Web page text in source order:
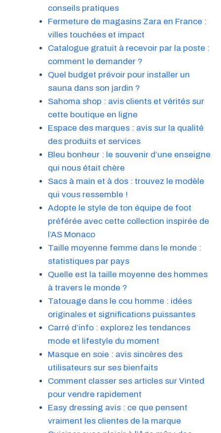
conseils pratiques
Fermeture de magasins Zara en France :
villes touchées et impact
Catalogue gratuit à recevoir par la poste :
comment le demander ?
Quel budget prévoir pour installer un
sauna dans son jardin ?
Sahoma shop : avis clients et vérités sur
cette boutique en ligne
Espace des marques : avis sur la qualité
des produits et services
Bleu bonheur : le souvenir d’une enseigne
qui nous était chère
Sacs à main et à dos : trouvez le modèle
qui vous ressemble !
Adopte le style de ton équipe de foot
préférée avec cette collection inspirée de
l’AS Monaco
Taille moyenne femme dans le monde :
statistiques par pays
Quelle est la taille moyenne des hommes
à travers le monde ?
Tatouage dans le cou homme : idées
originales et significations puissantes
Carré d’info : explorez les tendances
mode et lifestyle du moment
Masque en soie : avis sincères des
utilisateurs sur ses bienfaits
Comment classer ses articles sur Vinted
pour vendre rapidement
Easy dressing avis : ce que pensent
vraiment les clientes de la marque